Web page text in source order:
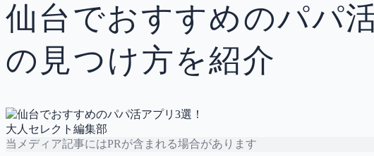
仙台でおすすめのパパ
の見つけ方を紹介
大人セレクト編集部
当メディア記事にはPRが含まれる場合があります